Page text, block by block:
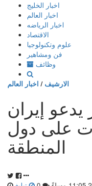
إذهب
المحتوى
اخبار الخليج
اخبار العالم
اخبار الرياضه
الاقتصاد
علوم وتكنولوجيا
فن ومشاهير
وظائف
الارشيف / اخبار العالم
إيران
على دول
المنطقة